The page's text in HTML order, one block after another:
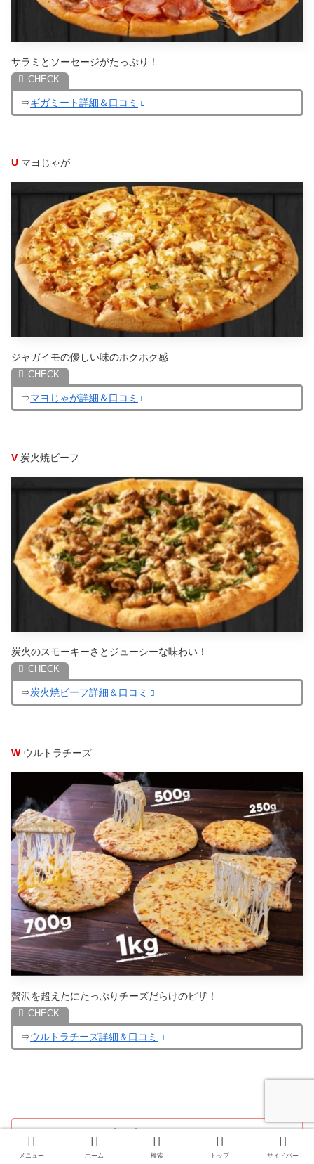
サラミとソーセージがたっぷり！
⇒ギガミート詳細＆口コミ
U マヨじゃが
ジャガイモの優しい味のホクホク感
⇒マヨじゃが詳細＆口コミ
V 炭火焼ビーフ
炭火のスモーキーさとジューシーな味わい！
⇒炭火焼ビーフ詳細＆口コミ
W ウルトラチーズ
贅沢を超えたにたっぷりチーズだらけのピザ！
⇒ウルトラチーズ詳細＆口コミ
ドミノピザの2024年のクリスマスメニューも素晴らしいピザ、サ
イドメニュー、セットメニューが出揃ったよ！プレミアムセット
メニュー ホーム 検索 トップ サイドバー